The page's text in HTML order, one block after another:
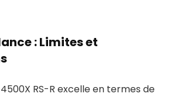
: Limites et
RS-R excelle en termes de